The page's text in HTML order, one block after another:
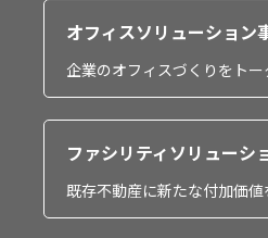
オフィスソリューション
企業のオフィスづくりをト
ファシリティソリューシ
既存不動産に新たな付加価